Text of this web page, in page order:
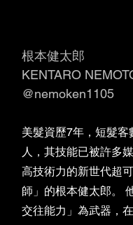
根本健太郎
KENTARO
@nemoken1105
美髮資歷7年，短髮
人，其技能已被許多
高技術力的新世代超
師」的根本健太郎。
交往能力」為武器，